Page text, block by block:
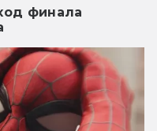
финала